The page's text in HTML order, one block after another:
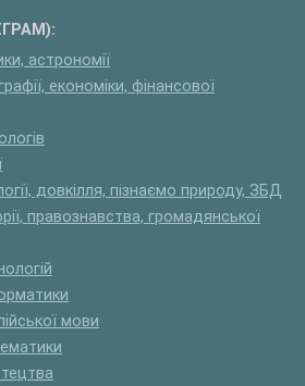
астрономії
економіки, фінансової
довкілля, пізнаємо природу, ЗБД
правознавства, громадянської
мови